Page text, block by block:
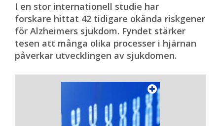
I en stor internationell studie har
forskare hittat 42 tidigare okända riskgener
för Alzheimers sjukdom. Fyndet stärker
tesen att många olika processer i hjärnan
påverkar utvecklingen av sjukdomen.